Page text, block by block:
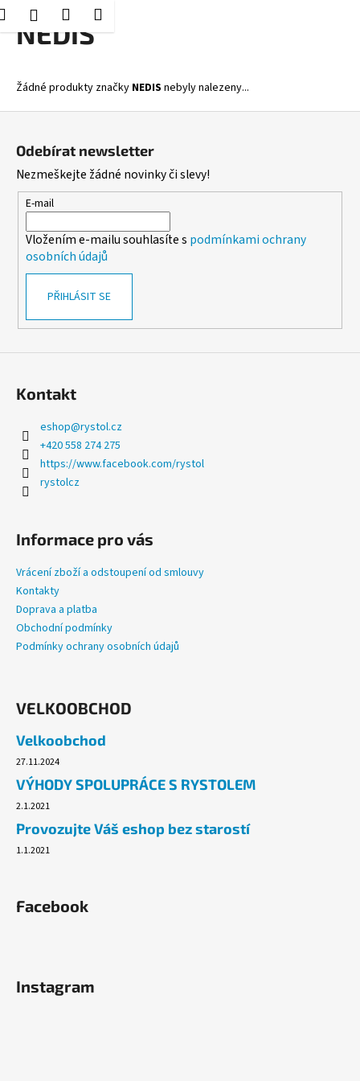
Přejít
HledatPřihlášení
Nákupní
košík
Menu
NEDIS
Žádné produkty značky NEDIS nebyly nalezeny...
K
o
Zpět
Zpět
C
o
o
t
ř
e
b
u
n
j
t
?
HLEDAT
D
o
p
u
u
j
e
m
e
PLYNOVÁ
190G,
PROPICHOVACÍ,
Původně:
Odebírat newsletter
Nezmeškejte žádné novinky či slevy!
E-mail
Vložením e-mailu souhlasíte s podmínkami ochrany
osobních údajů
PŘIHLÁSIT SE
Kontakt
eshop@rystol.cz
+420 558 274 275
https://www.facebook.com/rystol
rystolcz
Informace pro vás
Vrácení zboží a odstoupení od smlouvy
Kontakty
Doprava a platba
Obchodní podmínky
Podmínky ochrany osobních údajů
VELKOOBCHOD
Velkoobchod
27.11.2024
VÝHODY SPOLUPRÁCE S RYSTOLEM
2.1.2021
Provozujte Váš eshop bez starostí
1.1.2021
Facebook
Instagram